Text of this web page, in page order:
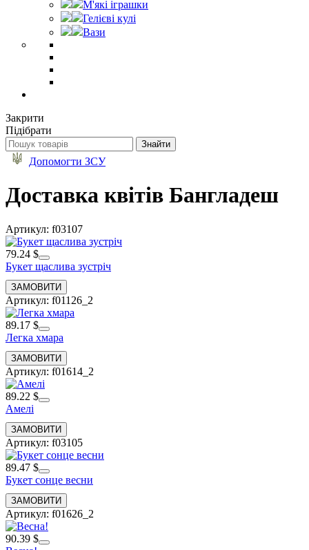
М'які іграшки
Гелієві кулі
Вази
Закрити
Підібрати
Допомогти ЗСУ
Доставка квітів Бангладеш
Артикул: f03107
79.24 $
Букет щаслива зустріч
Артикул: f01126_2
89.17 $
Легка хмара
Артикул: f01614_2
89.22 $
Амелі
Артикул: f03105
89.47 $
Букет сонце весни
Артикул: f01626_2
90.39 $